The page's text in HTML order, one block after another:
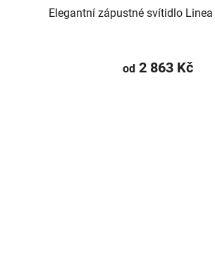
Elegantní zápustné svítidlo Linea
od 2 863 Kč